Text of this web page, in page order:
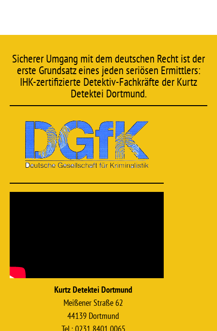
Sicherer Umgang mit dem deutschen Recht ist der
erste Grundsatz eines jeden seriösen Ermittlers:
IHK-zertifizierte Detektiv-Fachkräfte der Kurtz
Detektei Dortmund.
Kurtz Detektei Dortmund
Meißener Straße 62
44139 Dortmund